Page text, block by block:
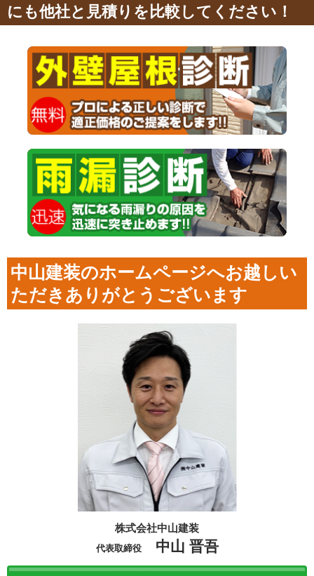
にも他社と見積りを比較してください！
中山建装のホームページへお越しい
ただきありがとうございます
株式会社中山建装
代表取締役 中山 晋吾